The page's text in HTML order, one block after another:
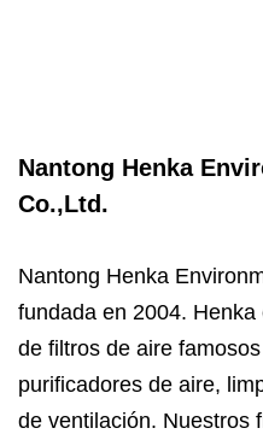
Nantong Henka
Co.,Ltd.
Nantong Henka
fundada en 2004.
de filtros de aire
purificadores de aire,
de ventilación. Nuestros